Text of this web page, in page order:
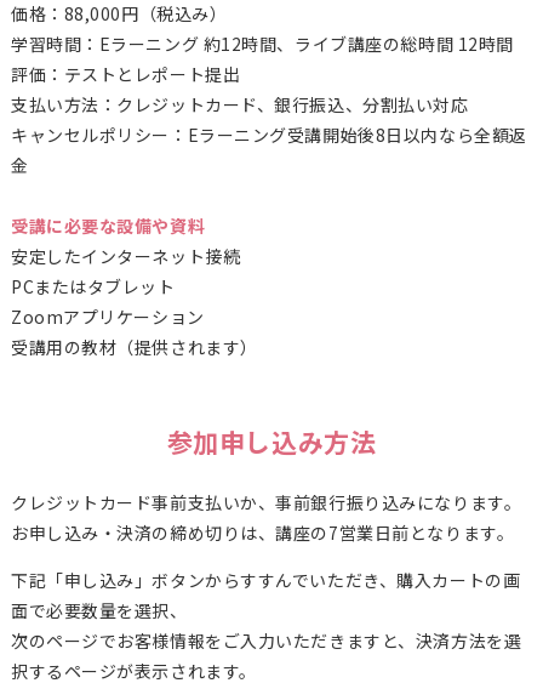
価格：88,000円（税込み）
学習時間：Eラーニング 約12時間、ライブ講座の総時間 12時間
評価：テストとレポート提出
支払い方法：クレジットカード、銀行振込、分割払い対応
キャンセルポリシー：Eラーニング受講開始後8日以内なら全額返
金
受講に必要な設備や資料
安定したインターネット接続
PCまたはタブレット
Zoomアプリケーション
受講用の教材（提供されます）
参加申し込み方法
クレジットカード事前支払いか、事前銀行振り込みになります。
お申し込み・決済の締め切りは、講座の7営業日前となります。
下記「申し込み」ボタンからすすんでいただき、購入カートの画
面で必要数量を選択、
次のページでお客様情報をご入力いただきますと、決済方法を選
択するページが表示されます。